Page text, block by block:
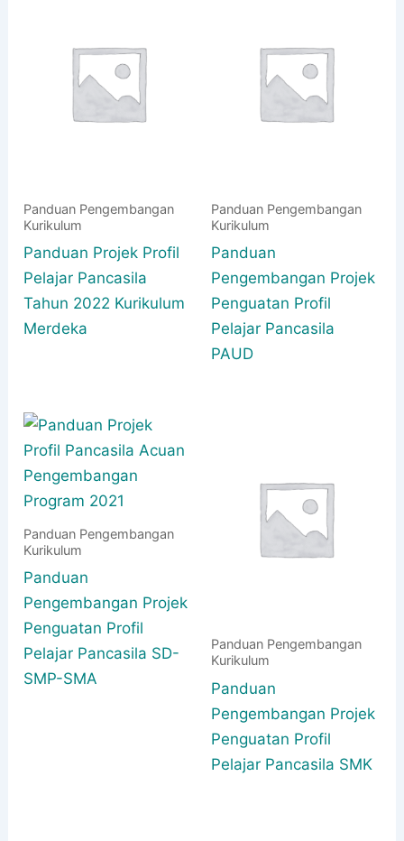
Panduan Pengembangan
Kurikulum
Panduan Projek Profil
Pelajar Pancasila
Tahun 2022 Kurikulum
Merdeka
Panduan Pengembangan
Kurikulum
Panduan
Pengembangan Projek
Penguatan Profil
Pelajar Pancasila
PAUD
Panduan Pengembangan
Kurikulum
Panduan
Pengembangan Projek
Penguatan Profil
Pelajar Pancasila SD-
SMP-SMA
Panduan Pengembangan
Kurikulum
Panduan
Pengembangan Projek
Penguatan Profil
Pelajar Pancasila SMK